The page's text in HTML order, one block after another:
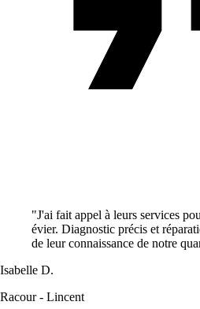
"J'ai fait appel à leurs services
évier. Diagnostic précis et
de leur connaissance de notre
Isabelle D.
Racour - Lincent